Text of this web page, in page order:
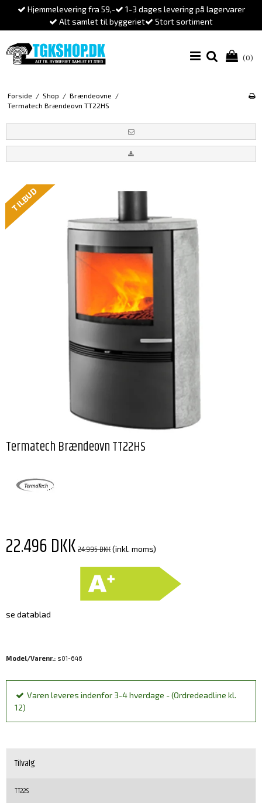
Hjemmelevering fra 59,-
1-3 dages levering på lagervarer
Alt samlet til byggeriet
Stort sortiment
(0)
Forside / Shop / Brændeovne /
Termatech Brændeovn TT22HS
TILBUD
Termatech Brændeovn TT22HS
22.496 DKK24.995 DKK(inkl. moms)
se datablad
Model/Varenr.: s01-646
Varen leveres indenfor 3-4 hverdage - (Ordredeadline kl.
12)
Tilvalg
TT22S